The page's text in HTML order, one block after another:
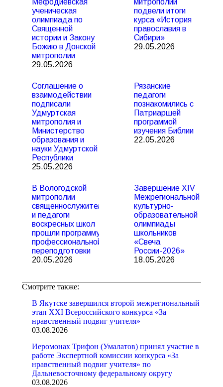
Мефодиевская
ученическая
олимпиада по
Священной
истории и Закону
Божию в Донской
митрополии
29.05.2026
митрополии
подвели итоги
курса «История
православия в
Сибири»
29.05.2026
Соглашение о
взаимодействии
подписали
Удмуртская
митрополия и
Министерство
образования и
науки Удмуртской
Республики
25.05.2026
Рязанские
педагоги
познакомились с
Патриаршей
программой
изучения Библии
22.05.2026
В Вологодской
митрополии
священнослужители
и педагоги
воскресных школ
прошли программу
профессиональной
переподготовки
20.05.2026
Завершение XIV
Межрегиональной
культурно-
образовательной
олимпиады
школьников
«Свеча
России-2026»
18.05.2026
Смотрите также:
В Якутске завершился второй межрегиональный
этап XXI Всероссийского конкурса «За
нравственный подвиг учителя»
03.08.2026
Иеромонах Трифон (Умалатов) принял участие в
работе Экспертной комиссии конкурса «За
нравственный подвиг учителя» по
Дальневосточному федеральному округу
03.08.2026